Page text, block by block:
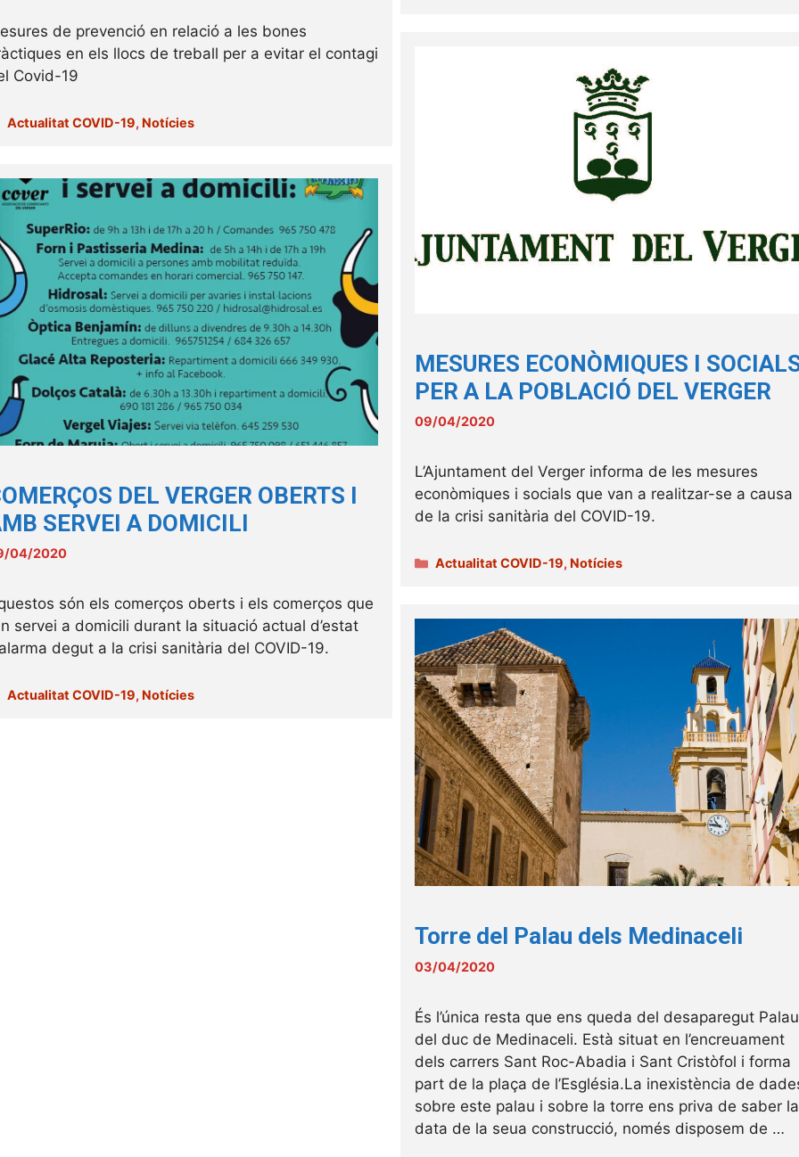
de prevenció en relació a les bones
en els llocs de treball per a evitar el contagi
Covid-19
Categories
Actualitat COVID-19, Notícies
MESURES ECONÒMIQUES I
PER A LA POBLACIÓ DEL VERGER
09/04/2020
L’Ajuntament del Verger informa de les mesures
econòmiques i socials que van a realitzar-se a causa
de la crisi sanitària del COVID-19.
Categories
Actualitat COVID-19, Notícies
DEL VERGER OBERTS I
SERVEI A DOMICILI
04/2020
són els comerços oberts i els comerços que
servei a domicili durant la situació actual d’estat
degut a la crisi sanitària del COVID-19.
Categories
Actualitat COVID-19, Notícies
Torre del Palau dels Medinaceli
03/04/2020
És l’única resta que ens queda del desaparegut Palau
del duc de Medinaceli. Està situat en l’encreuament
dels carrers Sant Roc-Abadia i Sant Cristòfol i forma
part de la plaça de l’Església.La inexistència de
sobre este palau i sobre la torre ens priva de saber la
data de la seua construcció, només disposem de …